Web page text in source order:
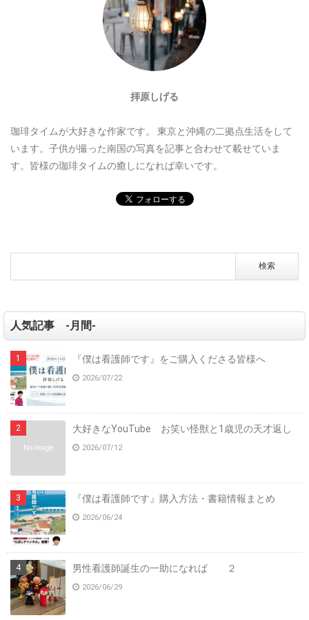
拝原しげる
珈琲タイムが大好きな作家です。
東京と沖縄の二拠点生活をして
います。子供が撮った南国の写真を記事と合わせて載せていま
す。皆様の珈琲タイムの癒しになれば幸いです。
人気記事 -月間-
『僕は看護師です』をご購入くださる皆様へ
2026/07/22
No Image
大好きなYouTube お笑い怪獣と1歳児の天才返し
2026/07/12
『僕は看護師です』購入方法・書籍情報まとめ
2026/06/24
男性看護師誕生の一助になれば ２
2026/06/29